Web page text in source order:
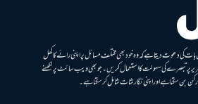
بات کی دعوت دیتا ہے کہ وہ خود بھی مختلف مسائل پر اپنی رائے کا کھل
پر تبصرے کی سہولت کا استعمال کریں۔ جو بھی ویب سائٹ پر لکھنے
رکن بن سکتا ہے اور اپنی نگارشات شامل کرسکتا ہے۔